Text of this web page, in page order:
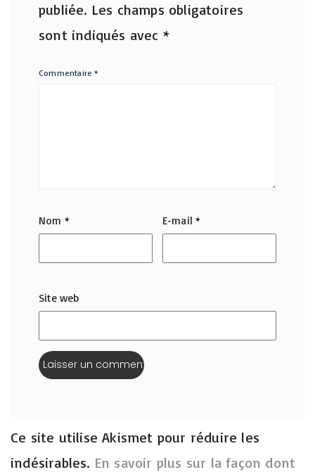
publiée. Les champs obligatoires
sont indiqués avec *
Commentaire*
Nom * E-mail*
Site web
Ce site utilise Akismet pour réduire les
indésirables. En savoir plus sur la façon dont